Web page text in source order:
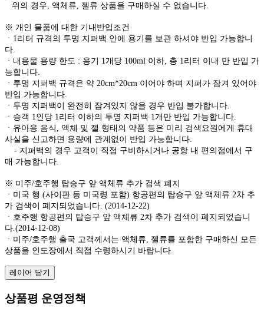
위의 경우, 액체류, 젤류 상품을 구매하실 수 없습니다.
※ 개인 물품에 대한 기내반입조건
ㆍ1리터 규격의 투명 지퍼백 안에 용기를 보관 하셔야 반입 가능합니
다.
ㆍ내용물 용량 한도 : 용기 1개당 100ml 이하, 총 1리터 이내 만 반입 가
능합니다.
ㆍ투명 지퍼백 규격은 약 20cm*20cm 이어야 하며 지퍼가 잠겨 있어야
반입 가능합니다.
ㆍ투명 지퍼백이 완전히 잠겨있지 않을 경우 반입 불가합니다.
ㆍ승객 1인당 1리터 이하의 투명 지퍼백 1개만 반입 가능합니다.
ㆍ유아용 음식, 액체 및 젤 형태의 약품 등은 미리 검색요원에게 휴대
사실을 신고하면 용량에 관계없이 반입 가능합니다.
- 지퍼백의 경우 고객이 직접 구비하시거나 공항 내 편의점에서 구
매 가능합니다.
※ 미주/호주행 탑승구 앞 액체류 추가 검색 폐지
ㆍ미국 행 (사이판 등 미국령 포함) 항공편의 탑승구 앞 액체류 2차 추
가 검색이 폐지되었습니다. (2014-12-22)
ㆍ호주행 항공편의 탑승구 앞 액체류 2차 추가 검색이 폐지되었습니
다.(2014-12-08)
ㆍ미주/호주행 출국 고객께서는 액체류, 젤류를 포함한 구매하신 모든
상품을 인도장에서 직접 수령하시기 바랍니다.
레이어 닫기
상품평 운영정책